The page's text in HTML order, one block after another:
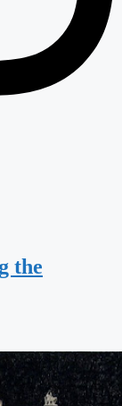
the